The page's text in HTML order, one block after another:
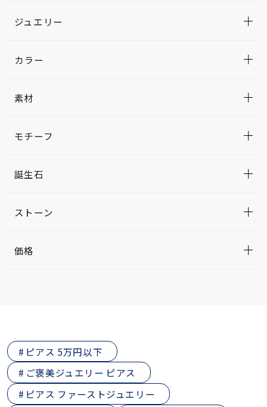
ジュエリー
カラー
素材
モチーフ
誕生石
ストーン
価格
ピアス 5万円以下
ご褒美ジュエリー ピアス
ピアス ファーストジュエリー